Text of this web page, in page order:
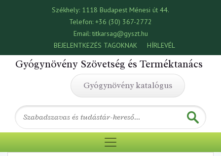
Székhely: 1118 Budapest Ménesi út 44.
Telefon: +36 (30) 367-2772
Email:titkarsag@gyszt.hu
BEJELENTKEZÉS TAGOKNAK
HÍRLEVÉL
Gyógynövény Szövetség és Terméktanács
Gyógynövény katalógus